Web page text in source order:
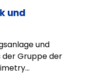
und
und
der Gruppe der